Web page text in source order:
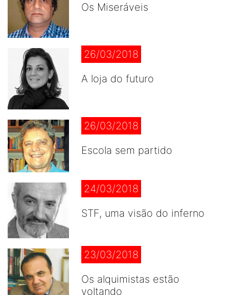
Os Miseráveis
26/03/2018
A loja do futuro
26/03/2018
Escola sem partido
24/03/2018
STF, uma visão do inferno
23/03/2018
Os alquimistas estão
voltando